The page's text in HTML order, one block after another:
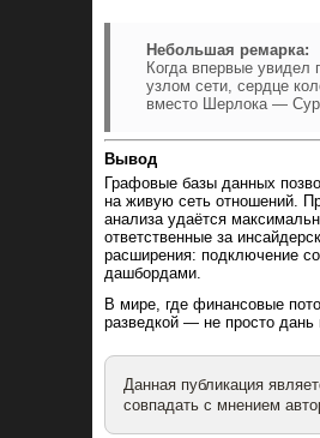
Небольшая ремарка:
Когда впервые увидел
узлом сети, сердце
вместо Шерлока —
Вывод
Графовые базы данных
на живую сеть отношений.
анализа удаётся
ответственные за
расширения: подключение
дашбордами.
В мире, где финансовые
разведкой — не просто
Данная публикация
совпадать с мнением